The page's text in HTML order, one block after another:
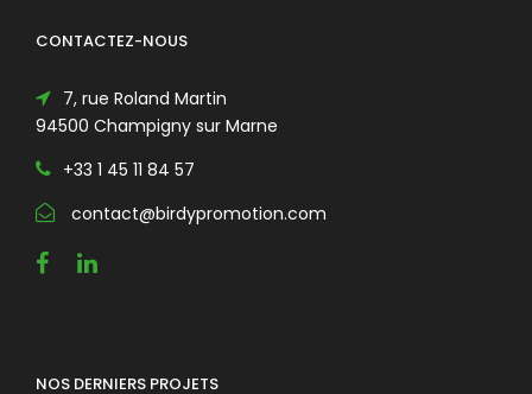
CONTACTEZ-NOUS
7, rue Roland Martin
94500 Champigny sur Marne
+33 1 45 11 84 57
contact@birdypromotion.com
NOS DERNIERS PROJETS